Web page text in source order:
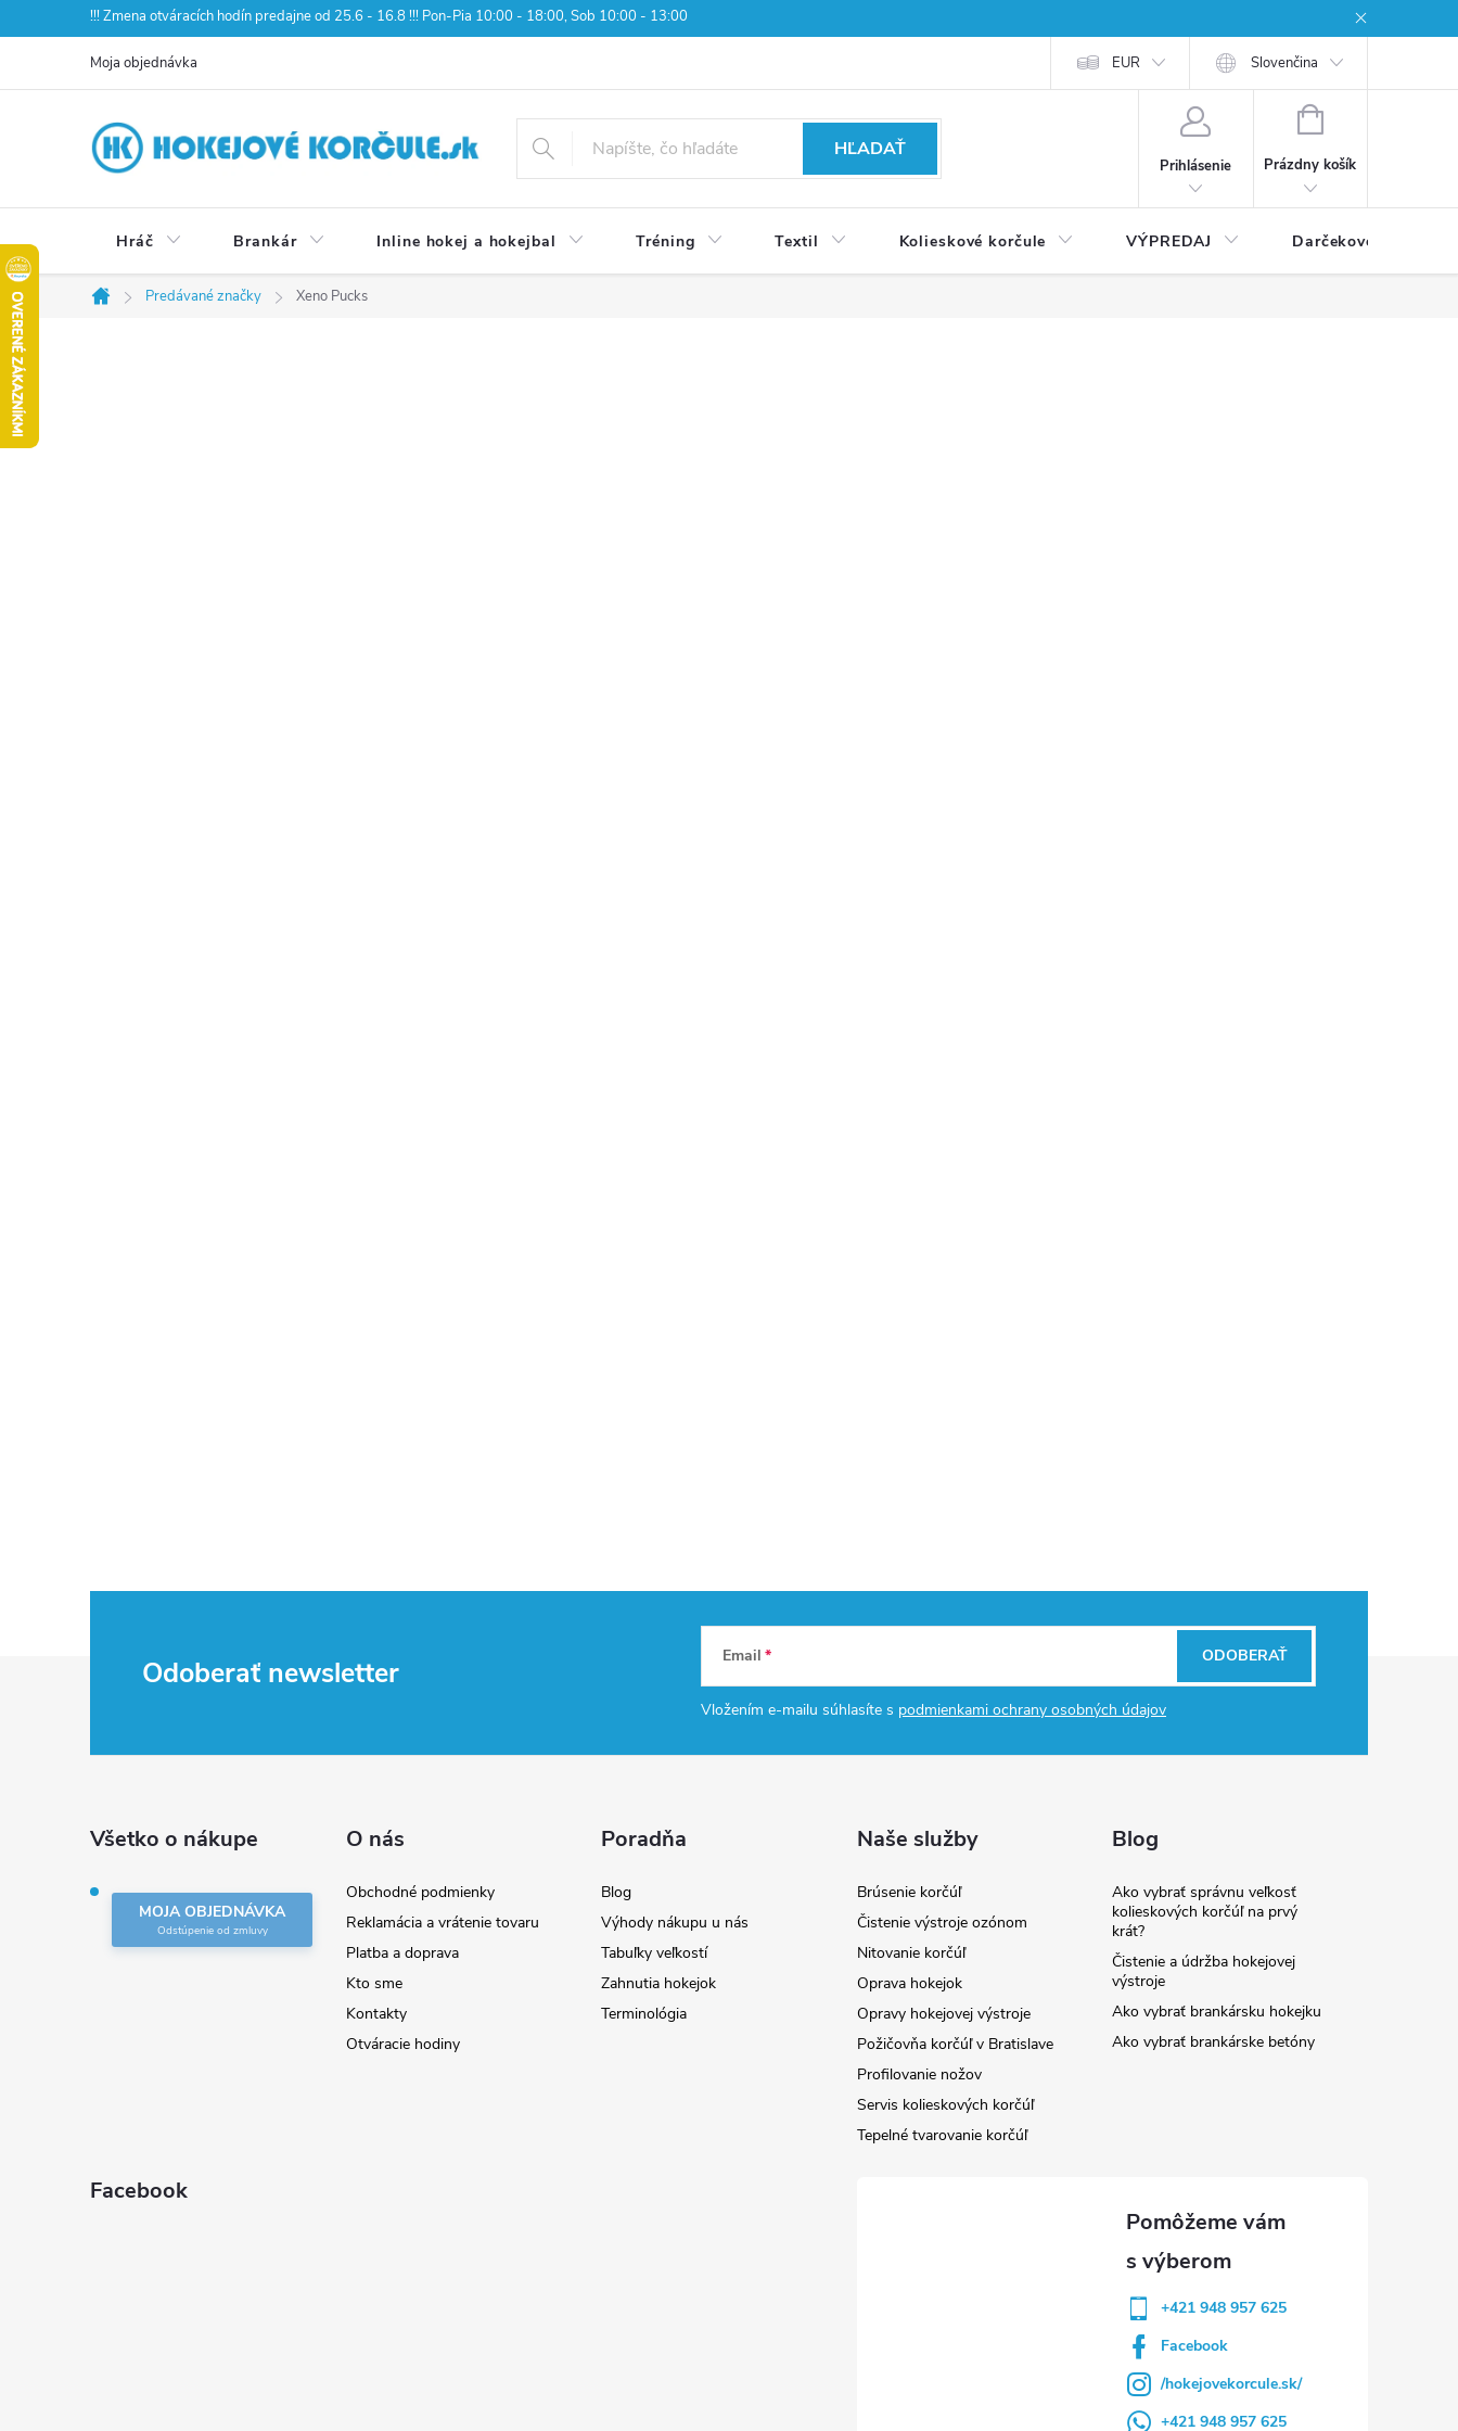
na
!!! Zmena otváracích hodín predajne od 25.6 - 16.8 !!! Pon-Pia 10:00 - 18:00, Sob 10:00 - 13:00
Moja objednávka EUR Slovenčina
HĽADAŤ
Prihlásenie
NÁKUPNÝ
Prázdny košík
Hráč Brankár Inline hokej a hokejbal Tréning Textil Kolieskové korčule VÝPREDAJ Darčekové poukážky
Domov
Predávané značky Xeno Pucks
Odoberať newsletter Email
Vložením e-mailu súhlasíte s podmienkami ochrany osobných údajov
ODOBERAŤ
Všetko o nákupe
MOJA OBJEDNÁVKA
O nás
Obchodné podmienky
Reklamácia a vrátenie tovaru
Platba a doprava
Kto sme
Kontakty
Otváracie hodiny
Poradňa
Blog
Výhody nákupu u nás
Tabuľky veľkostí
Zahnutia hokejok
Terminológia
Naše služby
Brúsenie korčúľ
Čistenie výstroje ozónom
Nitovanie korčúľ
Oprava hokejok
Opravy hokejovej výstroje
Požičovňa korčúľ v Bratislave
Profilovanie nožov
Servis kolieskových korčúľ
Tepelné tvarovanie korčúľ
Blog
Ako vybrať správnu veľkosť
kolieskových korčúľ na prvý
krát?
Čistenie a údržba hokejovej
výstroje
Ako vybrať brankársku hokejku
Ako vybrať brankárske betóny
Facebook
+421 948 957 625
Facebook
/hokejovekorcule.sk/
+421 948 957 625